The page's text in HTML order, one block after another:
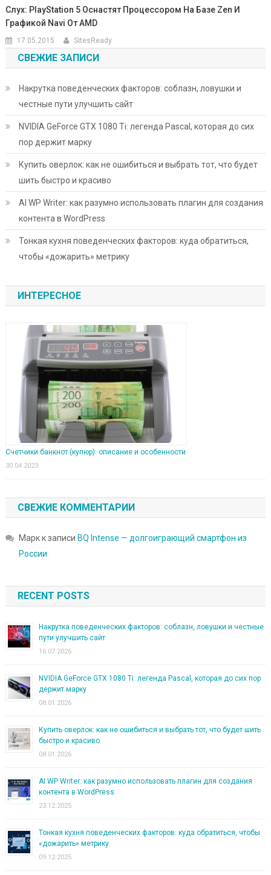
Слух: PlayStation 5 Оснастят Процессором На Базе Zen И
Графикой Navi От AMD
17.05.2015 SitesReady
СВЕЖИЕ ЗАПИСИ
Накрутка поведенческих факторов: соблазн, ловушки и
честные пути улучшить сайт
NVIDIA GeForce GTX 1080 Ti: легенда Pascal, которая до сих
пор держит марку
Купить оверлок: как не ошибиться и выбрать тот, что будет
шить быстро и красиво
AI WP Writer: как разумно использовать плагин для создания
контента в WordPress
Тонкая кухня поведенческих факторов: куда обратиться,
чтобы «дожарить» метрику
ИНТЕРЕСНОЕ
Счетчики банкнот (купюр): описание и особенности
30.04.2023
СВЕЖИЕ КОММЕНТАРИИ
Маркк записи BQ Intense — долгоиграющий смартфон из
России
RECENT POSTS
Накрутка поведенческих факторов: соблазн, ловушки и честные
пути улучшить сайт
16.07.2026
NVIDIA GeForce GTX 1080 Ti: легенда Pascal, которая до сих пор
держит марку
08.01.2026
Купить оверлок: как не ошибиться и выбрать тот, что будет шить
быстро и красиво
08.01.2026
AI WP Writer: как разумно использовать плагин для создания
контента в WordPress
23.12.2025
Тонкая кухня поведенческих факторов: куда обратиться, чтобы
«дожарить» метрику
09.12.2025